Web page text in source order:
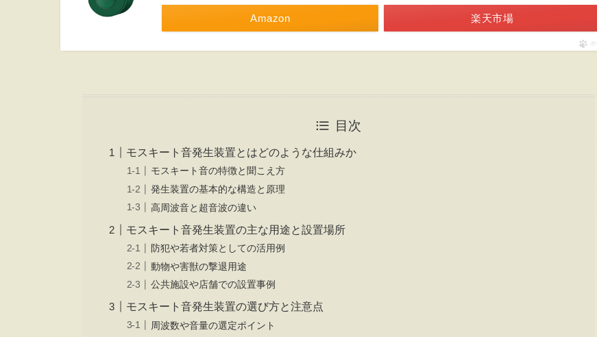
Amazon 楽天市場
ポ
目次
モスキート音発生装置とはどのような仕組みか
モスキート音の特徴と聞こえ方
発生装置の基本的な構造と原理
高周波音と超音波の違い
モスキート音発生装置の主な用途と設置場所
防犯や若者対策としての活用例
動物や害獣の撃退用途
公共施設や店舗での設置事例
モスキート音発生装置の選び方と注意点
周波数や音量の選定ポイント